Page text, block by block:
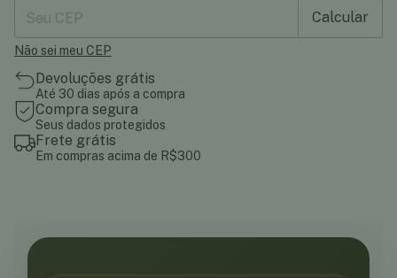
Calcular
Não sei meu CEP
Devoluções grátis
Até 30 dias após a compra
Compra segura
Seus dados protegidos
Frete grátis
Em compras acima de R$300